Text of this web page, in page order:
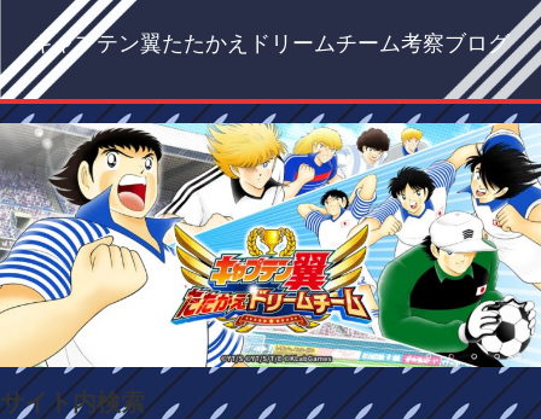
キャプテン翼たたかえドリームチーム考察ブログ
サイト内検索